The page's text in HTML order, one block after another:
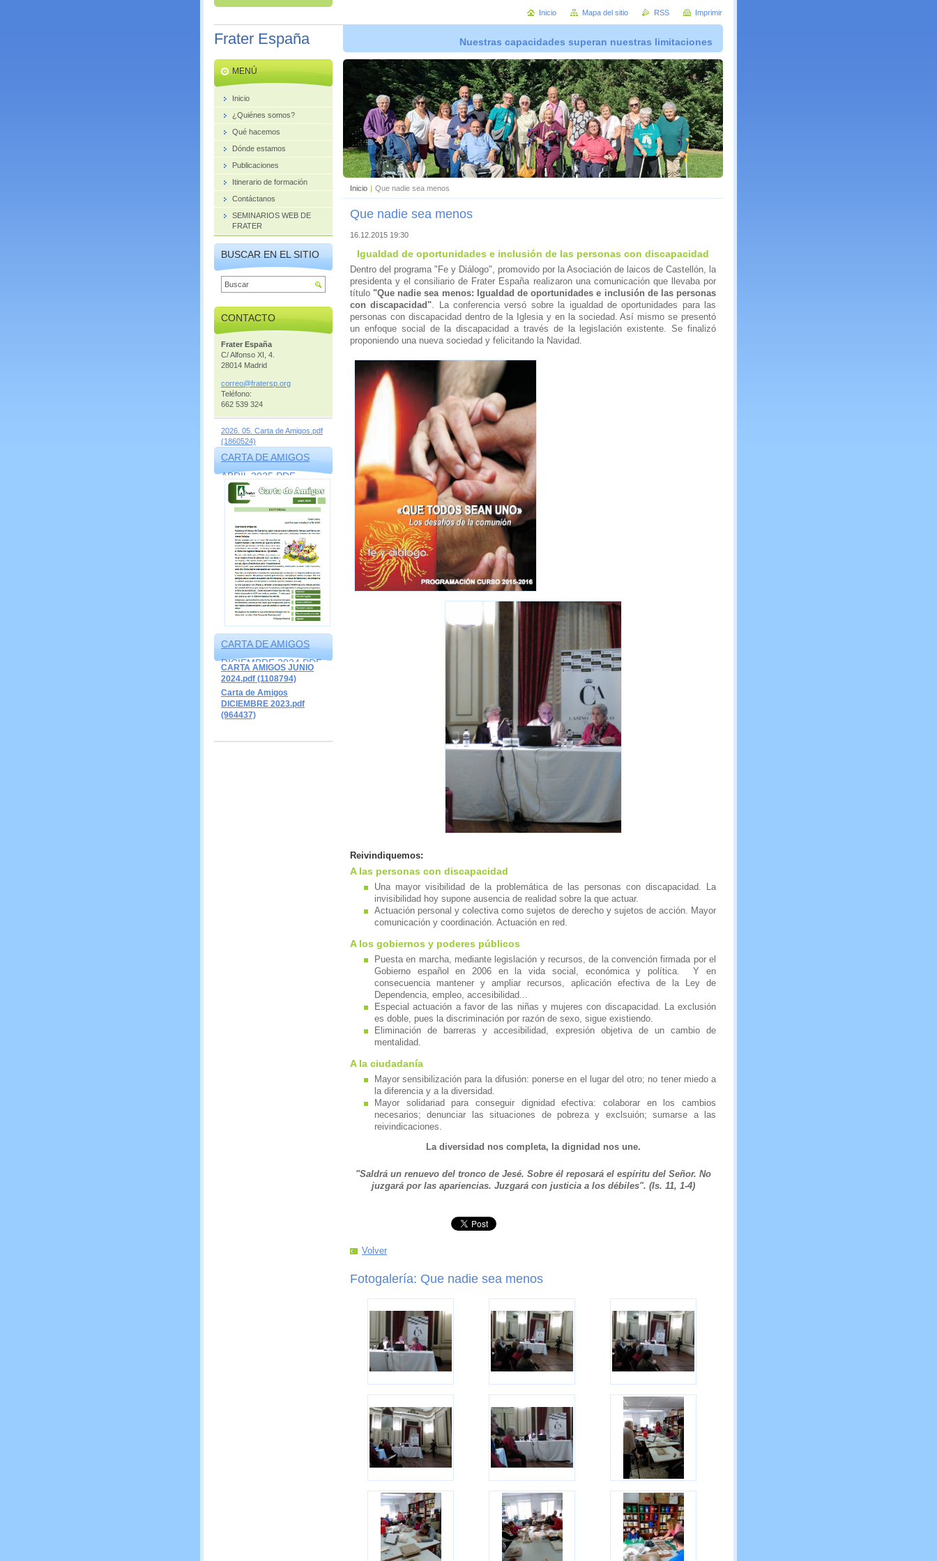
Frater España Nuestras capacidades superan nuestras limitaciones
Inicio | Que nadie sea menos
Que nadie sea menos
16.12.2015 19:30
Igualdad de oportunidades e inclusión de las personas con discapacidad
Dentro del programa "Fe y Diálogo", promovido por la Asociación de laicos de Castellón, la
presidenta y el consiliario de Frater España realizaron una comunicación que llevaba por
título "Que nadie sea menos: Igualdad de oportunidades e inclusión de las personas
con discapacidad" . La conferencia versó sobre la igualdad de oportunidades para las
personas con discapacidad dentro de la Iglesia y en la sociedad. Así mismo se presentó
un enfoque social de la discapacidad a través de la legislación existente. Se finalizó
proponiendo una nueva sociedad y felicitando la Navidad.
Reivindiquemos:
A las personas con discapacidad
Una mayor visibilidad de la problemática de las personas con discapacidad. La
invisibilidad hoy supone ausencia de realidad sobre la que actuar.
Actuación personal y colectiva como sujetos de derecho y sujetos de acción. Mayor
comunicación y coordinación. Actuación en red.
A los gobiernos y poderes públicos
Puesta en marcha, mediante legislación y recursos, de la convención firmada por el
Gobierno español en 2006 en la vida social, económica y política. Y en
consecuencia mantener y ampliar recursos, aplicación efectiva de la Ley de
Dependencia, empleo, accesibilidad...
Especial actuación a favor de las niñas y mujeres con discapacidad. La exclusión
es doble, pues la discriminación por razón de sexo, sigue existiendo.
Eliminación de barreras y accesibilidad, expresión objetiva de un cambio de
mentalidad.
A la ciudadanía
Mayor sensibilización para la difusión: ponerse en el lugar del otro; no tener miedo a
la diferencia y a la diversidad.
Mayor solidariad para conseguir dignidad efectiva: colaborar en los cambios
necesarios; denunciar las situaciones de pobreza y exclsuión; sumarse a las
reivindicaciones.
La diversidad nos completa, la dignidad nos une.
"Saldrá un renuevo del tronco de Jesé. Sobre él reposará el espíritu del Señor. No
juzgará por las apariencias. Juzgará con justicia a los débiles". (Is. 11, 1-4)
Volver
Fotogalería: Que nadie sea menos
MENÚ
Inicio
¿Quiénes somos?
Qué hacemos
Dónde estamos
Publicaciones
Itinerario de formación
Contáctanos
SEMINARIOS WEB DE
FRATER
BUSCAR EN EL SITIO
CONTACTO
Frater España
C/ Alfonso XI, 4.
28014 Madrid
correo@fratersp. org
Teléfono:
662 539 324
2026. 05. Carta de Amigos.pdf
(1860524)
CARTA DE AMIGOS
ABRIL 2025.PDF
(1569856)
CARTA DE AMIGOS
DICIEMBRE 2024.PDF
(1643909)
CARTA AMIGOS JUNIO
2024.pdf (1108794)
Carta de Amigos
DICIEMBRE 2023.pdf
(964437)
Inicio Mapa del sitio RSS Imprimir